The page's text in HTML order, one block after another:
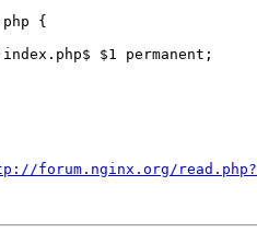
{
forum.nginx.org/